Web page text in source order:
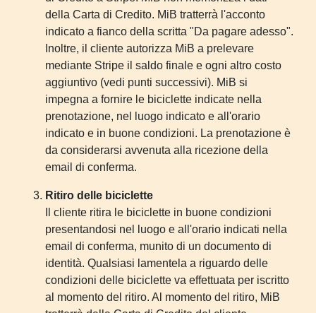
della Carta di Credito. MiB tratterrà l'acconto
indicato a fianco della scritta "Da pagare adesso".
Inoltre, il cliente autorizza MiB a prelevare
mediante Stripe il saldo finale e ogni altro costo
aggiuntivo (vedi punti successivi). MiB si
impegna a fornire le biciclette indicate nella
prenotazione, nel luogo indicato e all'orario
indicato e in buone condizioni. La prenotazione è
da considerarsi avvenuta alla ricezione della
email di conferma.
Ritiro delle biciclette
Il cliente ritira le biciclette in buone condizioni
presentandosi nel luogo e all'orario indicati nella
email di conferma, munito di un documento di
identità. Qualsiasi lamentela a riguardo delle
condizioni delle biciclette va effettuata per iscritto
al momento del ritiro. Al momento del ritiro, MiB